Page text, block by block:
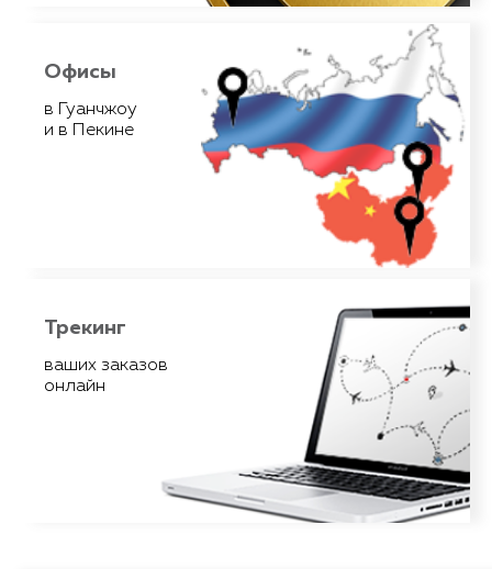
Офисы
в Гуанчжоу
и в Пекине
Офисы
Мы имеем возможность напрямую контролировать поставщиков
благодаря наличию офисов с китайскими и русскими
сотрудниками в Гуанчжоу и Пекине
Трекинг
ваших заказов
онлайн
Трекинг
Вы имеете возможность отслеживать статус вашего заказа в режиме
онлайн